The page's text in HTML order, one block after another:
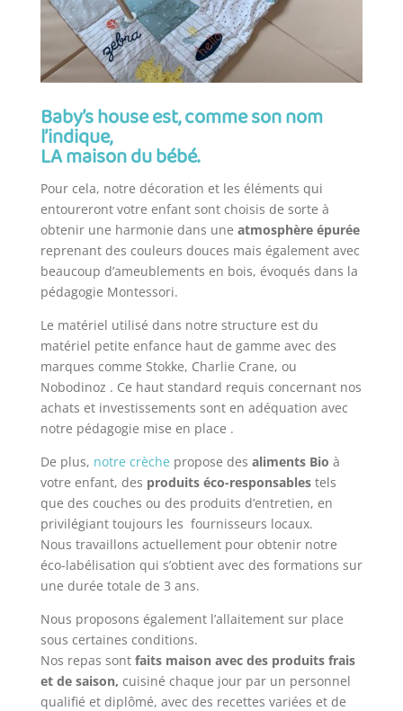
Baby’s house est, comme son nom
l’indique,
LA maison du bébé.
Pour cela, notre décoration et les éléments qui
entoureront votre enfant sont choisis de sorte à
obtenir une harmonie dans une atmosphère épurée
reprenant des couleurs douces mais également avec
beaucoup d’ameublements en bois, évoqués dans la
pédagogie Montessori.
Le matériel utilisé dans notre structure est du
matériel petite enfance haut de gamme avec des
marques comme Stokke, Charlie Crane, ou
Nobodinoz . Ce haut standard requis concernant nos
achats et investissements sont en adéquation avec
notre pédagogie mise en place .
De plus, notre crèche propose des aliments Bio à
votre enfant, des produits éco-responsablestels
que des couches ou des produits d’entretien, en
privilégiant toujours les fournisseurs locaux.
Nous travaillons actuellement pour obtenir notre
éco-labélisation qui s’obtient avec des formations sur
une durée totale de 3 ans.
Nous proposons également l’allaitement sur place
sous certaines conditions.
Nos repas sont faits maison avec des produits frais
et de saison, cuisiné chaque jour par un personnel
qualifié et diplômé, avec des recettes variées et de